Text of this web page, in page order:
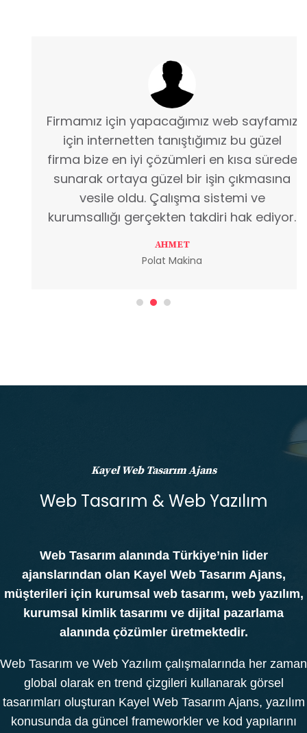
Firmamız için yapacağımız web sayfamız
için internetten tanıştığımız bu güzel
firma bize en iyi çözümleri en kısa sürede
sunarak ortaya güzel bir işin çıkmasına
vesile oldu. Çalışma sistemi ve
kurumsallığı gerçekten takdiri hak ediyor.
AHMET
Polat Makina
Kayel Web Tasarım Ajans
Web Tasarım & Web Yazılım
Web Tasarım alanında Türkiye’nin lider
ajanslarından olan Kayel Web Tasarım Ajans,
müşterileri için kurumsal web tasarım, web yazılım,
kurumsal kimlik tasarımı ve dijital pazarlama
alanında çözümler üretmektedir.
Web Tasarım ve Web Yazılım çalışmalarında her zaman
global olarak en trend çizgileri kullanarak görsel
tasarımları oluşturan Kayel Web Tasarım Ajans, yazılım
konusunda da güncel frameworkler ve kod yapılarını